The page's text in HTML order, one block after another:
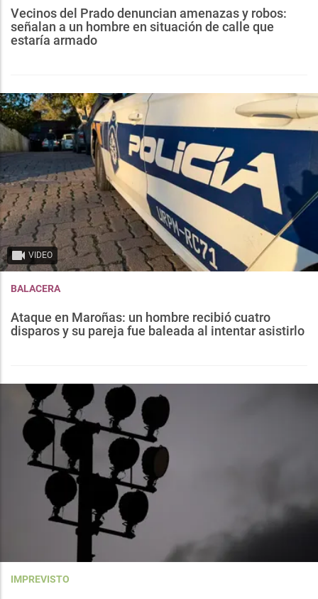
Vecinos del Prado denuncian amenazas y robos:
señalan a un hombre en situación de calle que
estaría armado
VIDEO
BALACERA
Ataque en Maroñas: un hombre recibió cuatro
disparos y su pareja fue baleada al intentar asistirlo
IMPREVISTO